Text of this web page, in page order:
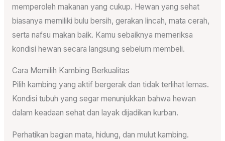
memperoleh makanan yang cukup. Hewan yang sehat
biasanya memiliki bulu bersih, gerakan lincah, mata cerah,
serta nafsu makan baik. Kamu sebaiknya memeriksa
kondisi hewan secara langsung sebelum membeli.
Cara Memilih Kambing Berkualitas
Pilih kambing yang aktif bergerak dan tidak terlihat lemas.
Kondisi tubuh yang segar menunjukkan bahwa hewan
dalam keadaan sehat dan layak dijadikan kurban.
Perhatikan bagian mata, hidung, dan mulut kambing.